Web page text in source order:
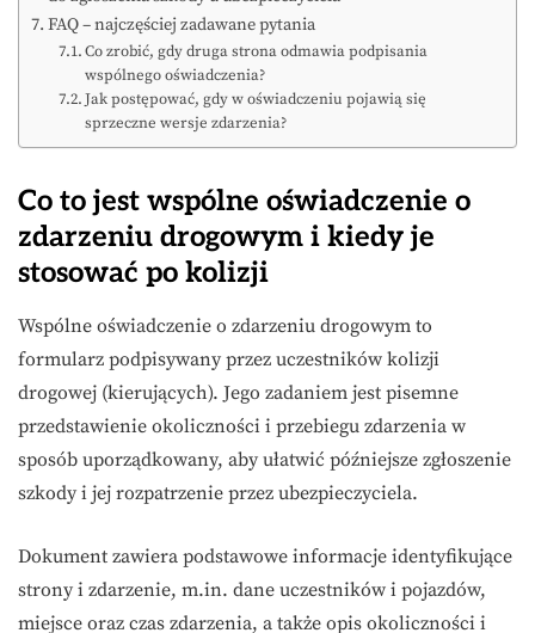
FAQ – najczęściej zadawane pytania
Co zrobić, gdy druga strona odmawia podpisania
wspólnego oświadczenia?
Jak postępować, gdy w oświadczeniu pojawią się
sprzeczne wersje zdarzenia?
Co to jest wspólne oświadczenie o
zdarzeniu drogowym i kiedy je
stosować po kolizji
Wspólne oświadczenie o zdarzeniu drogowym to
formularz podpisywany przez uczestników kolizji
drogowej (kierujących). Jego zadaniem jest pisemne
przedstawienie okoliczności i przebiegu zdarzenia w
sposób uporządkowany, aby ułatwić późniejsze zgłoszenie
szkody i jej rozpatrzenie przez ubezpieczyciela.
Dokument zawiera podstawowe informacje identyfikujące
strony i zdarzenie, m.in. dane uczestników i pojazdów,
miejsce oraz czas zdarzenia, a także opis okoliczności i